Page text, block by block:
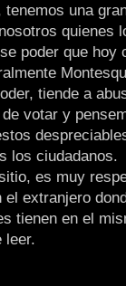
tenemos una
quienes
poder que hoy
tiende a
votar y
los ciudadanos.
es muy
extranjero
tienen en el
leer.